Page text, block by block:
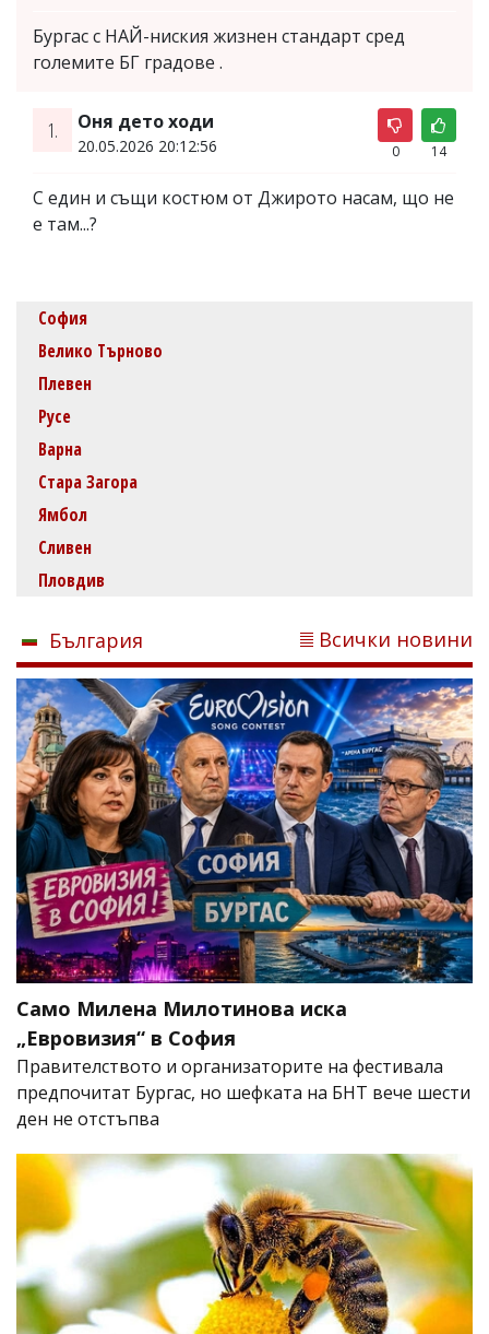
Бургас с НАЙ-ниския жизнен стандарт сред
големите БГ градове .
1. Оня дето ходи
20.05.2026 20:12:56 0 14
С един и същи костюм от Джирото насам, що не
е там...?
София
Велико Търново
Плевен
Русе
Варна
Стара Загора
Ямбол
Сливен
Пловдив
България Всички новини
Само Милена Милотинова иска
„Евровизия“ в София
Правителството и организаторите на фестивала
предпочитат Бургас, но шефката на БНТ вече шести
ден не отстъпва